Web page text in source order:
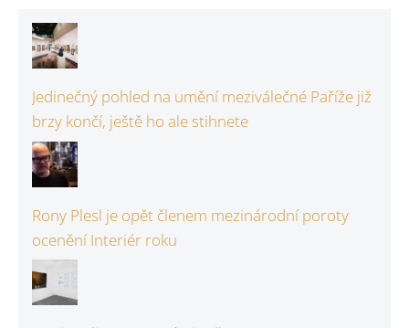
Jedinečný pohled na umění meziválečné Paříže již
brzy končí, ještě ho ale stihnete
Rony Plesl je opět členem mezinárodní poroty
ocenění Interiér roku